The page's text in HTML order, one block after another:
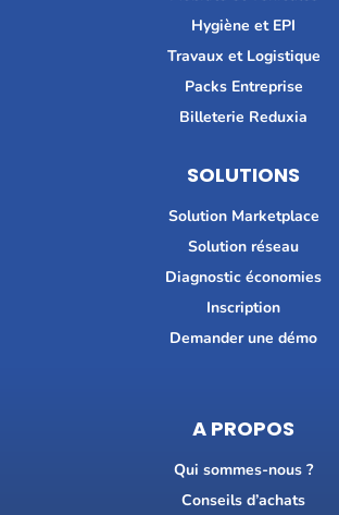
Hygiène et EPI
Travaux et Logistique
Packs Entreprise
Billeterie Reduxia
SOLUTIONS
Solution Marketplace
Solution réseau
Diagnostic économies
Inscription
Demander une démo
A PROPOS
Qui sommes-nous ?
Conseils d’achats